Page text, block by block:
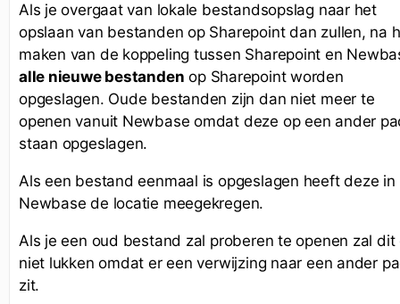
Als je overgaat van lokale bestandsopslag naar het
opslaan van bestanden op Sharepoint dan zullen, na
maken van de koppeling tussen Sharepoint en
alle nieuwe bestanden op Sharepoint worden
opgeslagen. Oude bestanden zijn dan niet meer te
openen vanuit Newbase omdat deze op een ander
staan opgeslagen.
Als een bestand eenmaal is opgeslagen heeft deze in
Newbase de locatie meegekregen.
Als je een oud bestand zal proberen te openen zal dit
niet lukken omdat er een verwijzing naar een ander
zit.